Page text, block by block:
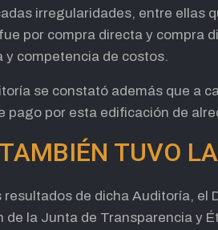
irregularidades, entre ellas
por compra directa y compra
y competencia de costos.
se constató además que a
pago por esta edificación de
TUVO
resultados de dicha Auditoría,
de la Junta de Transparencia y